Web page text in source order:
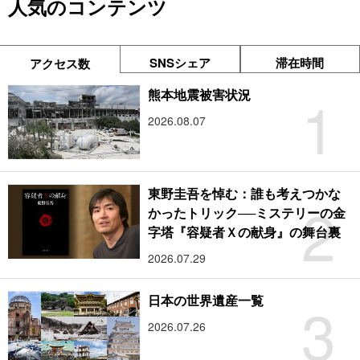
人気のコンテンツ
アクセス数 SNSシェア 滞在時間
1
熊本地震被害状況
2026.08.07
2
東野圭吾を悼む：誰も考えつかな
かったトリック──ミステリーの金
字塔『容疑者Ｘの献身』の舞台裏
2026.07.29
3
日本の世界遺産一覧
2026.07.26